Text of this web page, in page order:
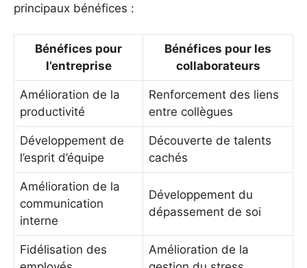
principaux bénéfices :
Bénéfices pour
l’entreprise
Bénéfices pour les
collaborateurs
Amélioration de la
productivité
Renforcement des liens
entre collègues
Développement de
l’esprit d’équipe
Découverte de talents
cachés
Amélioration de la
communication
interne
Développement du
dépassement de soi
Fidélisation des
Amélioration de la